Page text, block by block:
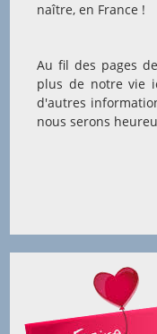
naître, en France !
Au fil des pages
plus de notre vie
d'autres
nous serons